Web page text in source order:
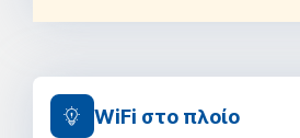
WiFi στο πλοίο